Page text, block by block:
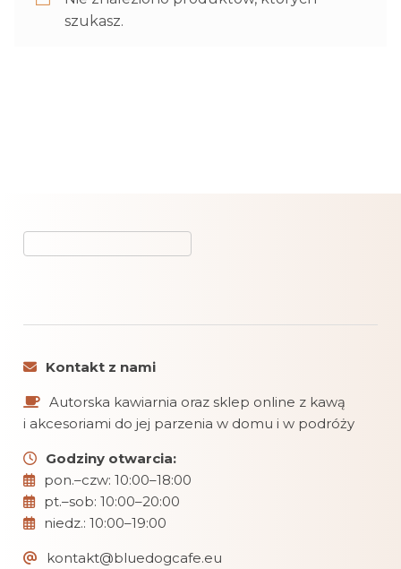
szukasz.
Kontakt z nami
Autorska kawiarnia oraz sklep online z kawą
i akcesoriami do jej parzenia w domu i w podróży
Godziny otwarcia:
pon.–czw: 10:00–18:00
pt.–sob: 10:00–20:00
niedz.: 10:00–19:00
kontakt@bluedogcafe.eu